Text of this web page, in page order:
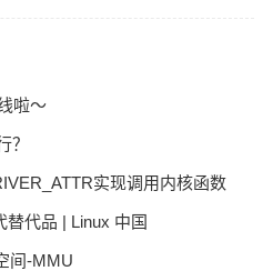
啦～
？
实现调用内核函数
替代品 | Linux 中国
间-MMU